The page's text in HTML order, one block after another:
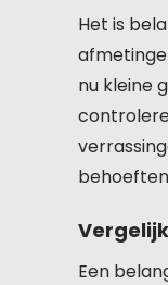
Het is
nu kleine
Een